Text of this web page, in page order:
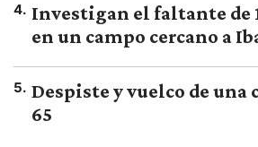
4. Investigan el faltante de
en un campo cercano a
5. Despiste y vuelco de una
65